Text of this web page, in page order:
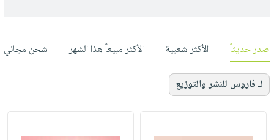
صدر حديثاً الأكثر شعبية الأكثر مبيعاً هذا الشهر شحن مجاني
لـ فاروس للنشر والتوزيع